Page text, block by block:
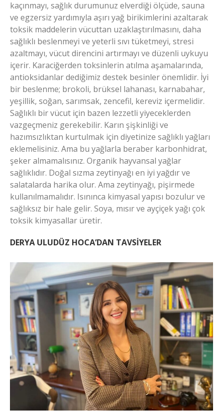
kaçınmayı, sağlık durumunuz elverdiği ölçüde, sauna
ve egzersiz yardımıyla aşırı yağ birikimlerini azaltarak
toksik maddelerin vücuttan uzaklaştırılmasını, daha
sağlıklı beslenmeyi ve yeterli sıvı tüketmeyi, stresi
azaltmayı, vücut direncini artırmayı ve düzenli uykuyu
içerir. Karaciğerden toksinlerin atılma aşamalarında,
antioksidanlar dediğimiz destek besinler önemlidir. İyi
bir beslenme; brokoli, brüksel lahanası, karnabahar,
yeşillik, soğan, sarımsak, zencefil, kereviz içermelidir.
Sağlıklı bir vücut için bazen lezzetli yiyeceklerden
vazgeçmeniz gerekebilir. Karın şişkinliği ve
hazımsızlıktan kurtulmak için diyetinize sağlıklı yağları
eklemelisiniz. Ama bu yağlarla beraber karbonhidrat,
şeker almamalısınız. Organik hayvansal yağlar
sağlıklıdır. Doğal sızma zeytinyağı en iyi yağdır ve
salatalarda harika olur. Ama zeytinyağı, pişirmede
kullanılmamalıdır. Isınınca kimyasal yapısı bozulur ve
sağlıksız bir hale gelir. Soya, mısır ve ayçiçek yağı çok
toksik kimyasallar üretir.
DERYA ULUDÜZ HOCA’DAN TAVSİYELER